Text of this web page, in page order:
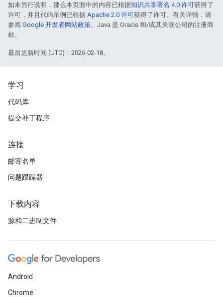
如未另行说明，那么本页面中的内容已根据知识共享署名 4.0 许可获得了
许可，并且代码示例已根据 Apache 2.0 许可获得了许可。有关详情，请
参阅 Google 开发者网站政策。Java 是 Oracle 和/或其关联公司的注册商
标。
最后更新时间 (UTC)：2026-02-18。
学习
代码库
提交补丁程序
连接
邮寄名单
问题跟踪器
下载内容
源和二进制文件
Android
Chrome